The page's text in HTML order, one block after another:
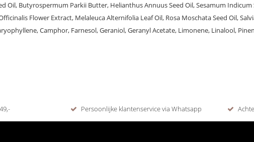
Oil, Butyrospermum Parkii Butter, Helianthus Annuus Seed Oil, Sesamum Indicum
Flower Extract, Melaleuca Alternifolia Leaf Oil, Rosa Moschata Seed Oil,
Camphor, Farnesol, Geraniol, Geranyl Acetate, Limonene, Linalool,
Persoonlijke klantenservice via Whatsapp